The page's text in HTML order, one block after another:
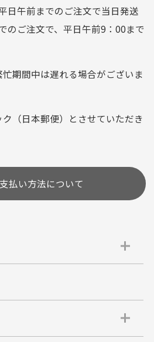
社一条
ございます。
円
日午前までのご注文で当日発送
のご注文で、平日午前9：00まで
期間中は遅れる場合がございま
（日本郵便）とさせていただき
払い方法について